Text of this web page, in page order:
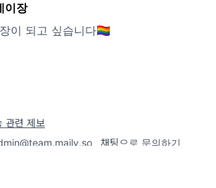
이장
이 되고 싶습니다🏳️‍🌈
관련 제보
채팅으로 문의하기